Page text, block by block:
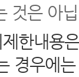
것은 아
한내용
경우에